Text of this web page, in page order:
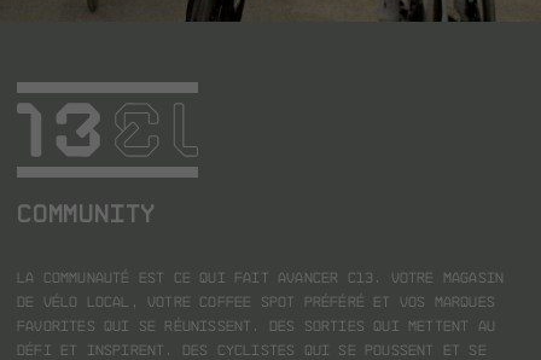
COMMUNITY
La communauté est ce qui fait avancer C13. Votre magasin
de vélo local, votre coffee spot préféré et vos marques
favorites qui se réunissent. Des sorties qui mettent au
défi et inspirent. Des cyclistes qui se poussent et se